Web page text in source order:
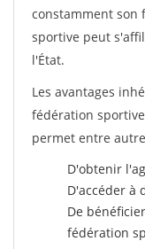
constamment son
sportive peut
l'État.
Les avantages
fédération
permet entre
D'obtenir
D'accéder à
De
fédération